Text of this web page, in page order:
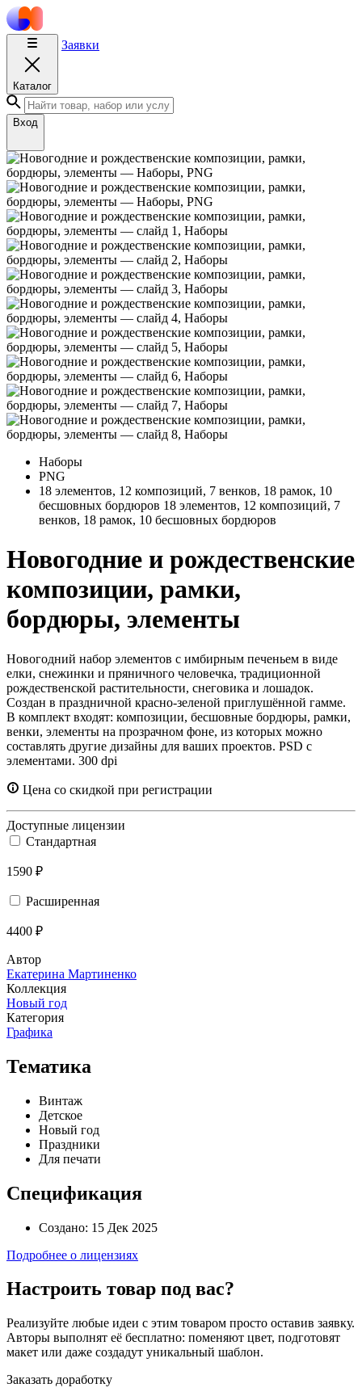
Каталог
Заявки
Вход
Наборы
PNG
18 элементов, 12 композиций, 7 венков, 18 рамок, 10
бесшовных бордюров 18 элементов, 12 композиций, 7
венков, 18 рамок, 10 бесшовных бордюров
Новогодние и рождественские
композиции, рамки,
бордюры, элементы
Новогодний набор элементов с имбирным печеньем в виде
елки, снежинки и пряничного человечка, традиционной
рождественской растительности, снеговика и лошадок.
Создан в праздничной красно-зеленой приглушённой гамме.
В комплект входят: композиции, бесшовные бордюры, рамки,
венки, элементы на прозрачном фоне, из которых можно
составлять другие дизайны для ваших проектов. PSD с
элементами. 300 dpi
Цена со скидкой при регистрации
Доступные лицензии
Стандартная
1590 ₽
Расширенная
4400 ₽
Автор
Екатерина Мартиненко
Коллекция
Новый год
Категория
Графика
Тематика
Винтаж
Детское
Новый год
Праздники
Для печати
Спецификация
Создано: 15 Дек 2025
Подробнее о лицензиях
Настроить товар под вас?
Реализуйте любые идеи с этим товаром просто оставив заявку.
Авторы выполнят её бесплатно: поменяют цвет, подготовят
макет или даже создадут уникальный шаблон.
Заказать доработку